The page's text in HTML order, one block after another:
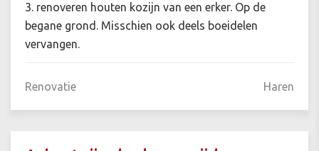
3. renoveren houten kozijn van een erker. Op de
begane grond. Misschien ook deels boeidelen
vervangen.
Renovatie Haren